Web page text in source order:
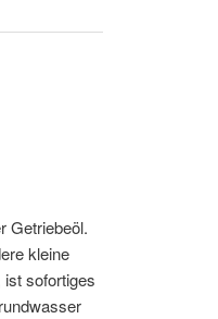
Getriebeöl.
kleine
sofortiges